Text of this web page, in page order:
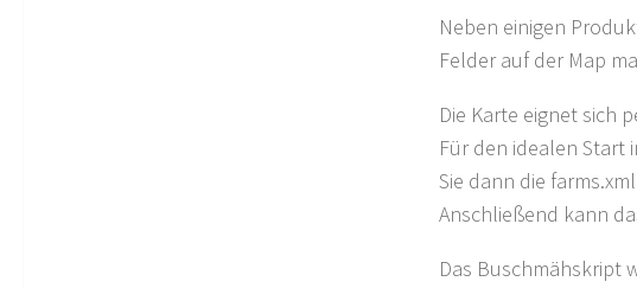
Neben einigen
Felder auf der Map
Die Karte eignet sich
Für den idealen Start
Sie dann die
Anschließend kann
Das Buschmähskript